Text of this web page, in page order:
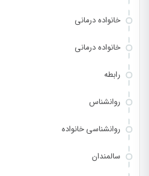
خانواده درمانی
خانواده درمانی
رابطه
روانشناس
روانشناسی خانواده
سالمندان